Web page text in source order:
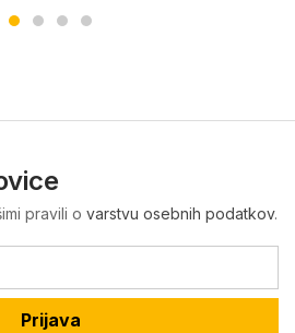
pravili o varstvu osebnih podatkov.
Prijava